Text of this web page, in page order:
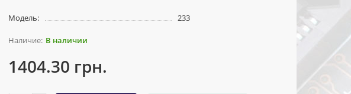
Модель: 233
В наличии
1404.30 грн.